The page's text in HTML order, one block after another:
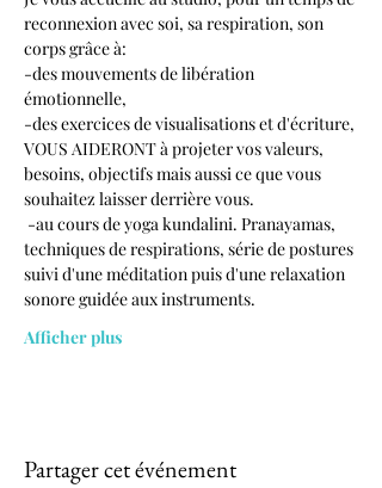
reconnexion avec soi, sa respiration, son
corps grâce à:
-des mouvements de libération
émotionnelle,
-des exercices de visualisations et d'écriture,
VOUS AIDERONT à projeter vos valeurs,
besoins, objectifs mais aussi ce que vous
souhaitez laisser derrière vous.
techniques de respirations, série de postures
suivi d'une méditation puis d'une relaxation
sonore guidée aux instruments.
Afficher plus
Partager cet événement